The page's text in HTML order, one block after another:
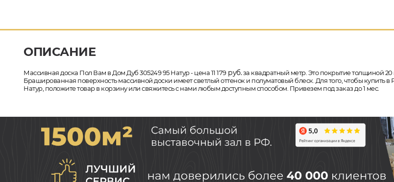
ОПИСАНИЕ
Массивная доска Пол Вам в Дом Дуб 305249 95 Натур - цена 11 179руб.за квадратный метр. Это покрытие толщиной 20
Брашированная поверхность массивной доски имеет светлый оттенок и полуматовый блеск. Для того, чтобы
Натур, положите товар в корзину или свяжитесь с нами любым доступным способом. Привезем под заказ до 1 мес.